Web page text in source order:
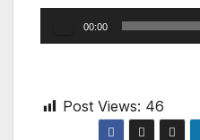
Player
00:00
Post Views: 46